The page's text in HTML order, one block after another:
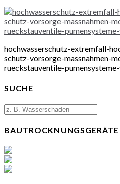
hochwasserschutz-extremfall-
schutz-vorsorge-massnahmen-
rueckstauventile-
SUCHE